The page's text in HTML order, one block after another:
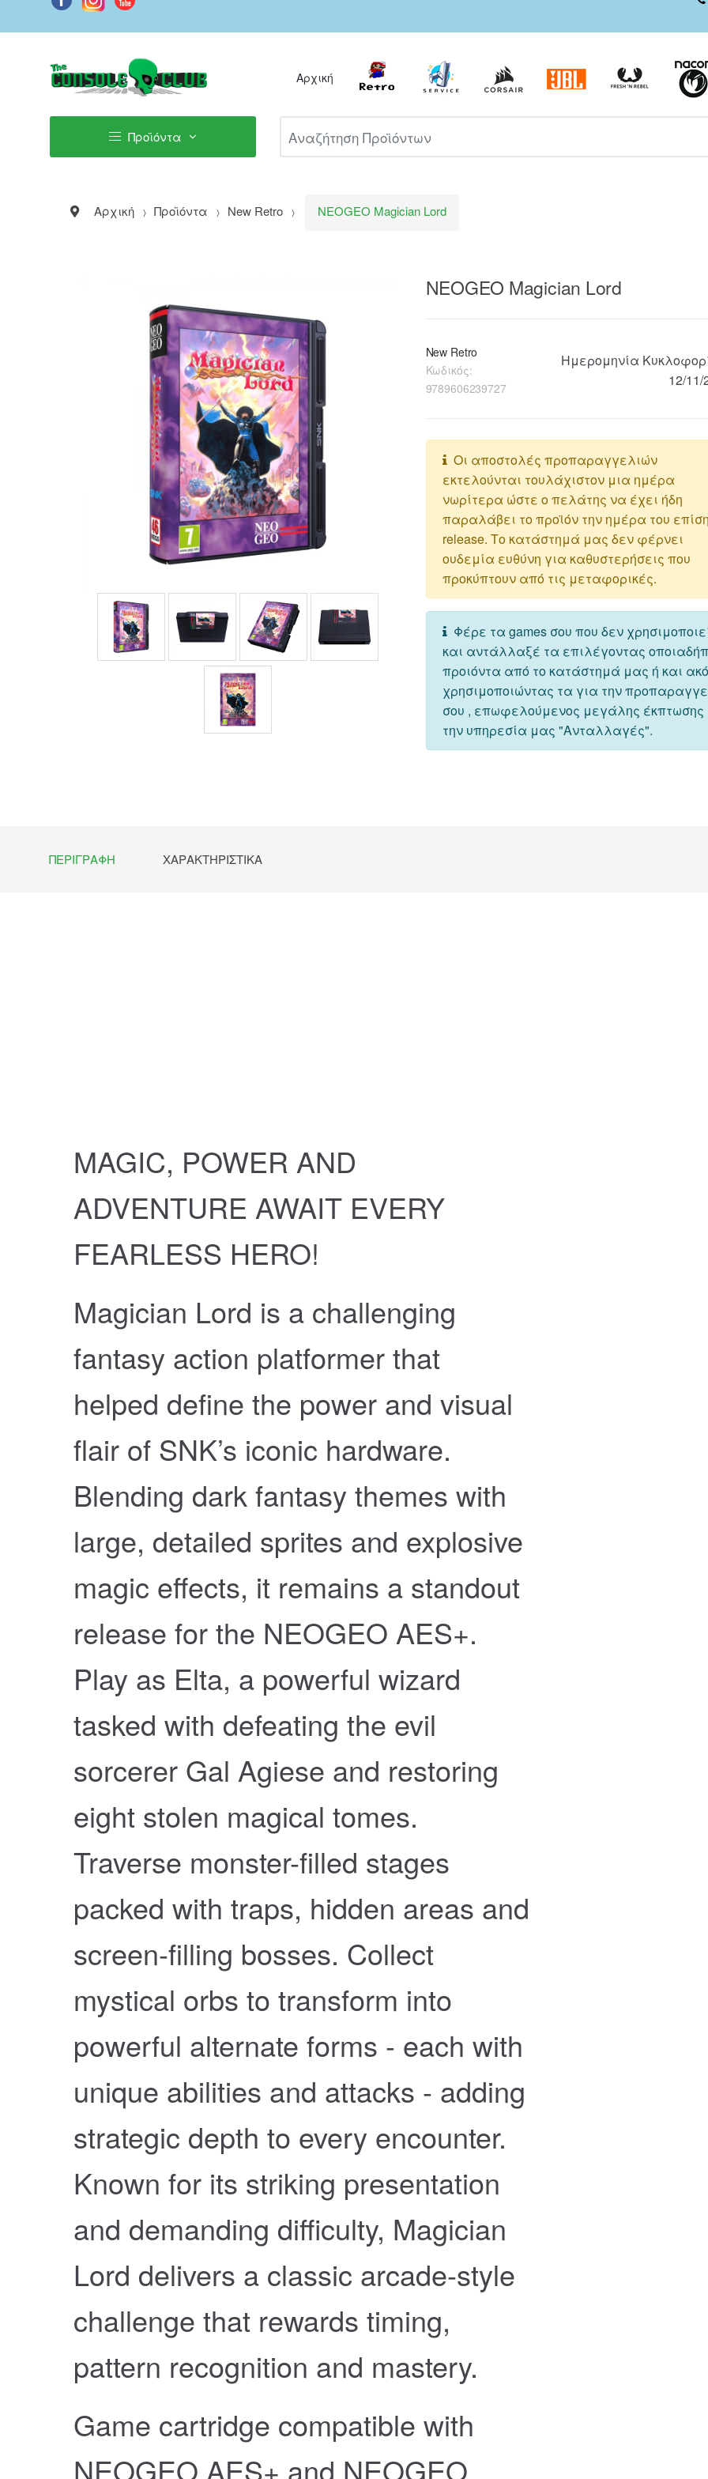
Αρχική
Προϊόντα
Αρχική Προϊόντα New Retro NEOGEO Magician Lord
NEOGEO Magician Lord
New Retro
Κωδικός:
9789606239727
Ημερομηνία
12/11/
Οι αποστολές προπαραγγελιών
εκτελούνται τουλάχιστον μια ημέρα
νωρίτερα ώστε ο πελάτης να έχει ήδη
παραλάβει το προϊόν την ημέρα του
release. Το κατάστημά μας δεν φέρνει
ουδεμία ευθύνη για καθυστερήσεις που
προκύπτουν από τις μεταφορικές.
Φέρε τα games σου που δεν
και αντάλλαξέ τα επιλέγοντας
προιόντα από το κατάστημά μας ή και
χρησιμοποιώντας τα για την
σου , επωφελούμενος μεγάλης
την υπηρεσία μας "Ανταλλαγές".
ΠΕΡΙΓΡΑΦΉ ΧΑΡΑΚΤΗΡΙΣΤΙΚΆ
MAGIC, POWER AND
ADVENTURE AWAIT EVERY
FEARLESS HERO!
Magician Lord is a challenging
fantasy action platformer that
helped define the power and visual
flair of SNK’s iconic hardware.
Blending dark fantasy themes with
large, detailed sprites and explosive
magic effects, it remains a standout
release for the NEOGEO AES+.
Play as Elta, a powerful wizard
tasked with defeating the evil
sorcerer Gal Agiese and restoring
eight stolen magical tomes.
Traverse monster-filled stages
packed with traps, hidden areas and
screen-filling bosses. Collect
mystical orbs to transform into
powerful alternate forms - each with
unique abilities and attacks - adding
strategic depth to every encounter.
Known for its striking presentation
and demanding difficulty, Magician
Lord delivers a classic arcade-style
challenge that rewards timing,
pattern recognition and mastery.
Game cartridge compatible with
NEOGEO AES+ and NEOGEO